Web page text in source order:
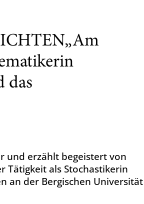
das
und erzählt begeistert von
Tätigkeit als Stochastikerin
an der Bergischen Universität